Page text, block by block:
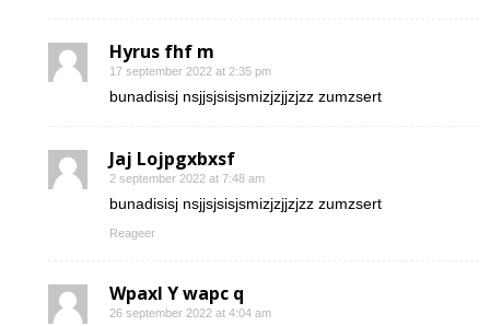
Hyrus fhf m
17 september 2022 at 2:35 pm
bunadisisj nsjjsjsisjsmizjzjjzjzz zumzsert
Jaj Lojpgxbxsf
2 september 2022 at 7:48 am
bunadisisj nsjjsjsisjsmizjzjjzjzz zumzsert
Reageer
Wpaxl Y wapc q
26 september 2022 at 4:04 am